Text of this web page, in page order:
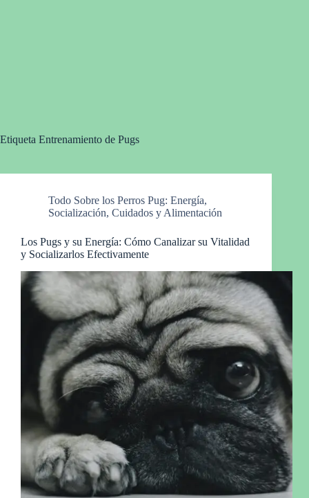
Etiqueta Entrenamiento de Pugs
Todo Sobre los Perros Pug: Energía,
Socialización, Cuidados y Alimentación
Los Pugs y su Energía: Cómo Canalizar su Vitalidad
y Socializarlos Efectivamente